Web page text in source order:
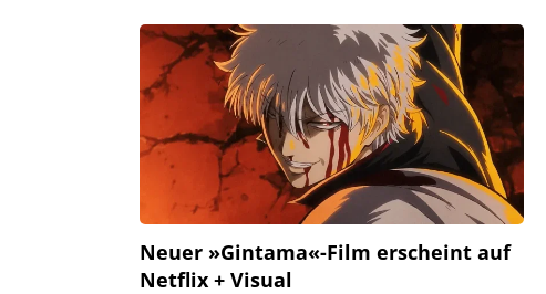
Neuer »Gintama«-Film erscheint auf
Netflix + Visual